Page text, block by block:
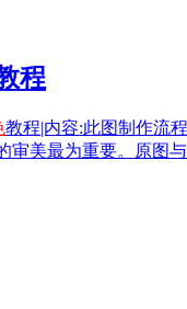
程
教程|内容:此图制作流
美最为重要。原图